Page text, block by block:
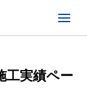
工実績ペー